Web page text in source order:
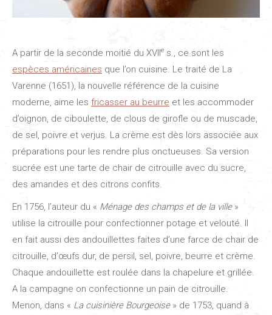
A partir de la seconde moitié du XVIIe s., ce sont les
espèces américaines que l’on cuisine. Le traité de La
Varenne (1651), la nouvelle référence de la cuisine
moderne, aime les fricasser au beurre et les accommoder
d’oignon, de ciboulette, de clous de girofle ou de muscade,
de sel, poivre et verjus. La crème est dès lors associée aux
préparations pour les rendre plus onctueuses. Sa version
sucrée est une tarte de chair de citrouille avec du sucre,
des amandes et des citrons confits.
En 1756, l’auteur du « Ménage des champs et de la ville»
utilise la citrouille pour confectionner potage et velouté. Il
en fait aussi des andouillettes faites d’une farce de chair de
citrouille, d’œufs dur, de persil, sel, poivre, beurre et crème.
Chaque andouillette est roulée dans la chapelure et grillée.
A la campagne on confectionne un pain de citrouille.
Menon, dans « La cuisinière Bourgeoise» de 1753, quand à